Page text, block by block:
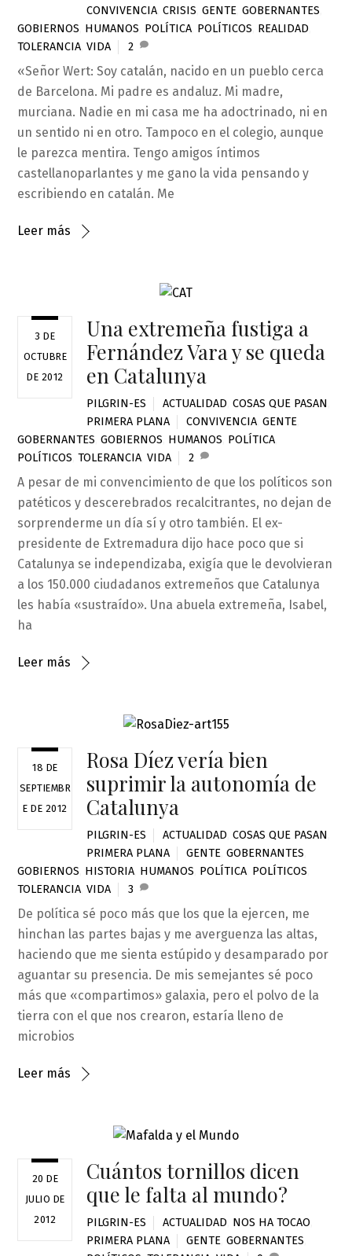
CONVIVENCIA CRISIS GENTE GOBERNANTES
GOBIERNOS HUMANOS POLÍTICA POLÍTICOS REALIDAD
TOLERANCIA ,VIDA 2
«Señor Wert: Soy catalán, nacido en un pueblo cerca
de Barcelona. Mi padre es andaluz. Mi madre,
murciana. Nadie en mi casa me ha adoctrinado, ni en
un sentido ni en otro. Tampoco en el colegio, aunque
le parezca mentira. Tengo amigos íntimos
castellanoparlantes y me gano la vida pensando y
escribiendo en catalán. Me
Leer más
3 DE
OCTUBRE
DE 2012
Una extremeña fustiga a
Fernández Vara y se queda
en Catalunya
PILGRIN-ES ACTUALIDAD ,COSAS QUE PASAN
PRIMERA PLANA
CONVIVENCIA ,GENTE
GOBERNANTES ,GOBIERNOS HUMANOS POLÍTICA
POLÍTICOS ,TOLERANCIA ,VIDA 2
A pesar de mi convencimiento de que los políticos son
patéticos y descerebrados recalcitrantes, no dejan de
sorprenderme un día sí y otro también. El ex-
presidente de Extremadura dijo hace poco que si
Catalunya se independizaba, exigía que le devolvieran
a los 150.000 ciudadanos extremeños que Catalunya
les había «sustraído». Una abuela extremeña, Isabel,
ha
Leer más
18 DE
SEPTIEMBR
E DE 2012
Rosa Díez vería bien
suprimir la autonomía de
Catalunya
PILGRIN-ES ACTUALIDAD ,COSAS QUE PASAN
PRIMERA PLANA
GENTE ,GOBERNANTES
GOBIERNOS HISTORIA HUMANOS POLÍTICA POLÍTICOS
TOLERANCIA ,VIDA 3
De política sé poco más que los que la ejercen, me
hinchan las partes bajas y me averguenza las altas,
haciendo que me sienta estúpido y desamparado por
aguantar su presencia. De mis semejantes sé poco
más que «compartimos» galaxia, pero el polvo de la
tierra con el que nos crearon, estaría lleno de
microbios
Leer más
20 DE
JULIO DE
2012
Cuántos tornillos dicen
que le falta al mundo?
PILGRIN-ES ACTUALIDAD NOS HA TOCAO
PRIMERA PLANA
GENTE ,GOBERNANTES